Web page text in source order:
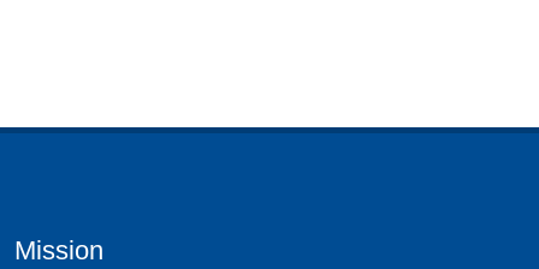
Mission